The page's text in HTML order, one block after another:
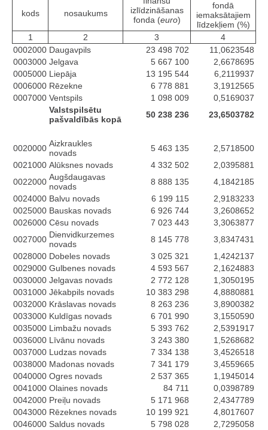
izlīdzināšanas
fonda (euro)
fondā
iemaksātajiem
līdzekļiem (%)
kods nosaukums
1 2 3
4
0002000 Daugavpils 23 498 702
11,0623548
0003000 Jelgava 5 667 100
2,6678695
0005000 Liepāja 13 195 544
6,2119937
0006000 Rēzekne 6 778 881
3,1912565
0007000 Ventspils 1 098 009
0,5169037
Valstspilsētu
pašvaldībās kopā
50 238 236 23,6503782
0020000 Aizkraukles
novads
5 463 135
2,5718500
0021000 Alūksnes novads 4 332 502
2,0395881
0022000 Augšdaugavas
novads
8 888 135
4,1842185
0024000 Balvu novads 6 199 115
2,9183233
0025000 Bauskas novads 6 926 744
3,2608652
0026000 Cēsu novads 7 023 443
3,3063877
0027000 Dienvidkurzemes
novads
8 145 778
3,8347431
0028000 Dobeles novads 3 025 321
1,4242137
0029000 Gulbenes novads 4 593 567
2,1624883
0030000 Jelgavas novads 2 772 128
1,3050195
0031000 Jēkabpils novads 10 383 298
4,8880881
0032000 Krāslavas novads 8 263 236
3,8900382
0033000 Kuldīgas novads 6 701 990
3,1550590
0035000 Limbažu novads 5 393 762
2,5391917
0036000 Līvānu novads 3 243 380
1,5268682
0037000 Ludzas novads 7 334 138
3,4526518
0038000 Madonas novads 7 341 179
3,4559665
0040000 Ogres novads 2 537 365
1,1945014
0041000 Olaines novads 84 711
0,0398789
0042000 Preiļu novads 5 171 968
2,4347789
0043000 Rēzeknes novads 10 199 921
4,8017607
0046000 Saldus novads 5 798 028
2,7295058